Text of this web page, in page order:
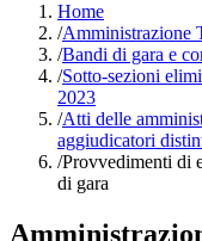
Home
/Amministrazione
/Bandi di gara e
/Sotto-sezioni
2023
/Atti delle
aggiudicatori
/Provvedimenti di
di gara